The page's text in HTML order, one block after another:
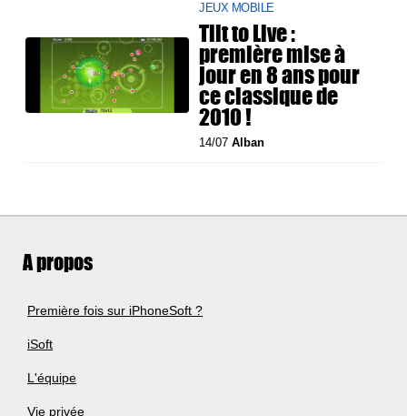
JEUX MOBILE
Tilt to Live :
première mise à
jour en 8 ans pour
ce classique de
2010 !
14/07Alban
A propos
Première fois sur iPhoneSoft ?
iSoft
L'équipe
Vie privée